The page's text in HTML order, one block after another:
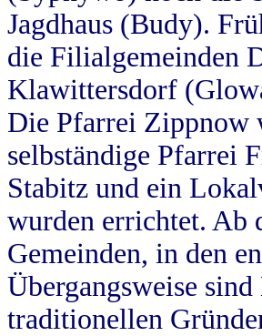
Jagdhaus (Budy).
die Filialgemeinden
Klawittersdorf
Die Pfarrei Zippnow
selbständige Pfarrei
Stabitz und ein
wurden errichtet. Ab
Gemeinden, in den
Übergangsweise
traditionellen